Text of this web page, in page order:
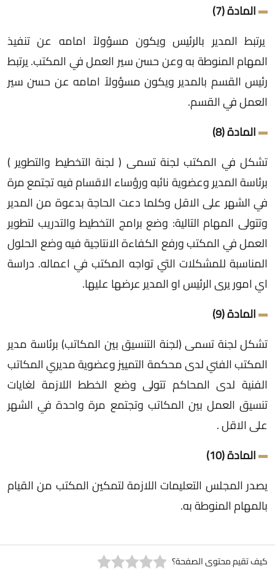
المادة (7)
يرتبط المدير بالرئيس ويكون مسؤولاً امامه عن تنفيذ
المهام المنوطة به وعن حسن سير العمل في المكتب. يرتبط
رئيس القسم بالمدير ويكون مسؤولاً امامه عن حسن سير
العمل في القسم.
المادة (8)
تشكل في المكتب لجنة تسمى ( لجنة التخطيط والتطوير )
برئاسة المدير وعضوية نائبه ورؤساء الاقسام فيه تجتمع مرة
في الشهر على الاقل وكلما دعت الحاجة بدعوة من المدير
وتتولى المهام التالية: وضع برامج التخطيط والتدريب لتطوير
العمل في المكتب ورفع الكفاءة الانتاجية فيه وضع الحلول
المناسبة للمشكلات التي تواجه المكتب في اعماله. دراسة
اي امور يرى الرئيس او المدير عرضها عليها.
المادة (9)
تشكل لجنة تسمى (لجنة التنسيق بين المكاتب) برئاسة مدير
المكتب الفني لدى محكمة التمييز وعضوية مديري المكاتب
الفنية لدى المحاكم تتولى وضع الخطط اللازمة لغايات
تنسيق العمل بين المكاتب وتجتمع مرة واحدة في الشهر
على الاقل .
المادة (10)
يصدر المجلس التعليمات اللازمة لتمكين المكتب من القيام
بالمهام المنوطة به.
كيف تقيم محتوى الصفحة؟